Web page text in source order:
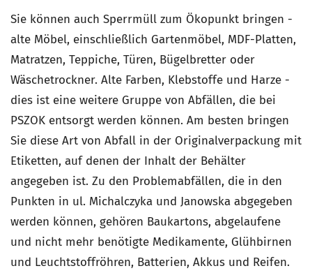
Sie können auch Sperrmüll zum Ökopunkt bringen -
alte Möbel, einschließlich Gartenmöbel, MDF-Platten,
Matratzen, Teppiche, Türen, Bügelbretter oder
Wäschetrockner. Alte Farben, Klebstoffe und Harze -
dies ist eine weitere Gruppe von Abfällen, die bei
PSZOK entsorgt werden können. Am besten bringen
Sie diese Art von Abfall in der Originalverpackung mit
Etiketten, auf denen der Inhalt der Behälter
angegeben ist. Zu den Problemabfällen, die in den
Punkten in ul. Michalczyka und Janowska abgegeben
werden können, gehören Baukartons, abgelaufene
und nicht mehr benötigte Medikamente, Glühbirnen
und Leuchtstoffröhren, Batterien, Akkus und Reifen.